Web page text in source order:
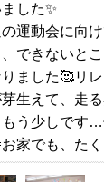
した✨
運動会に向
できないと
ました🥰リ
生えて、走
う少しです…
家でも、た